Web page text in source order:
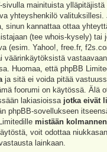
sivulla mainituista ylläpitäjistä
yhteyshenkilö valituksillesi.
sinun kannattaa ottaa
(tee whois-kysely) tai
(esim. Yahoo!, free.fr,
väärinkäytöksistä
Huomaa, että phpBB
ja sitä ei voida pitää
foorumi on käytössä. Älä
lakiasioissa jotka eivät
phpBB-sovellukseen
mistään
voit odottaa
lainkaan.